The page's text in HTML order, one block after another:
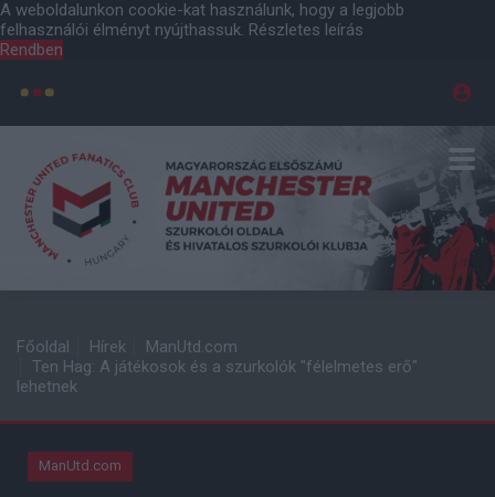
A weboldalunkon cookie-kat használunk, hogy a legjobb
felhasználói élményt nyújthassuk. Részletes leírás
Rendben
Főoldal Hírek
ManUtd.com
Ten Hag: A játékosok és a szurkolók "félelmetes erő"
lehetnek
ManUtd.com